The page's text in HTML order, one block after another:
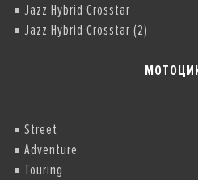
Jazz Hybrid Crosstar
Jazz Hybrid Crosstar (2)
Street
Adventure
Touring